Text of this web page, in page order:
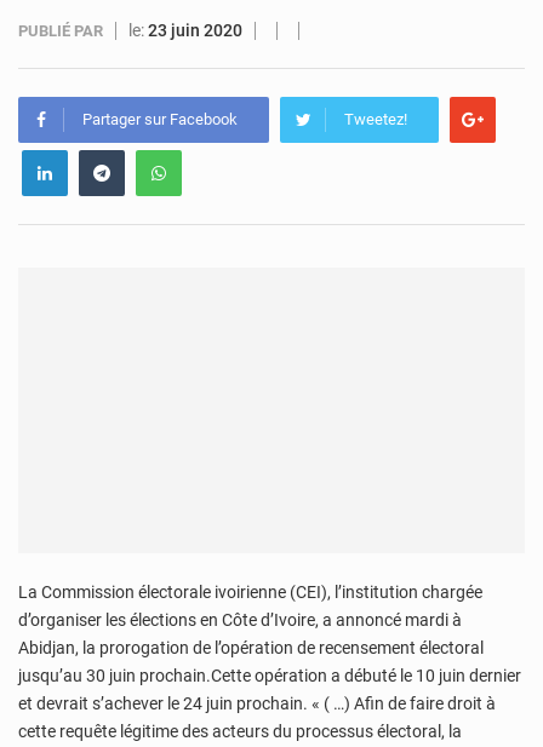
PUBLIÉ PAR le:23 juin 2020
Partager sur Facebook Tweetez!
La Commission électorale ivoirienne (CEI), l’institution chargée
d’organiser les élections en Côte d’Ivoire, a annoncé mardi à
Abidjan, la prorogation de l’opération de recensement électoral
jusqu’au 30 juin prochain.Cette opération a débuté le 10 juin dernier
et devrait s’achever le 24 juin prochain. « ( …) Afin de faire droit à
cette requête légitime des acteurs du processus électoral, la